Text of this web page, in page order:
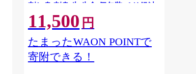
刺し身 刺身 生 生食 個包装 チリ銀鮭
銀鮭 海鮮 海鮮丼 魚介
11,500 円
たまったWAON POINTで
寄附できる！